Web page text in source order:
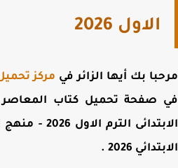
الاول 2026
بك أيها الزائر فيمركز تحميل
صفحةتحميلكتاب المعاصر
الابتدائى الترم
2026
.